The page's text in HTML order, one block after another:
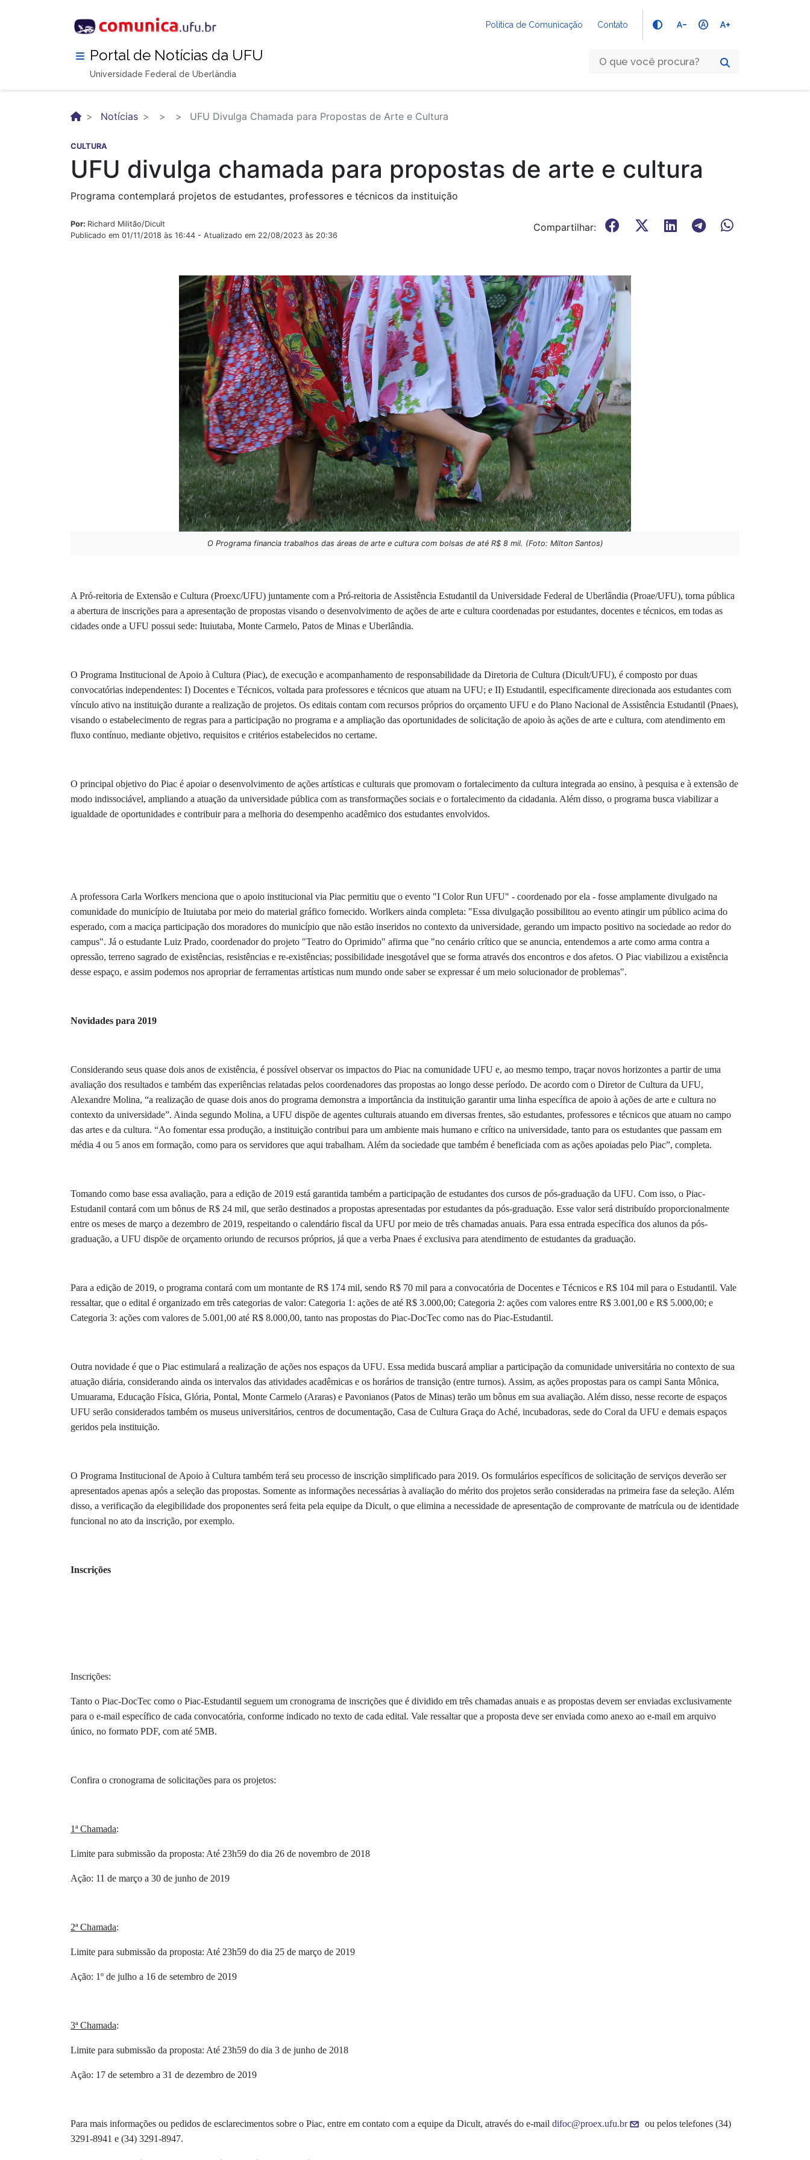
Política de Comunicação Contato text_decrease hdr_auto text_increase
Portal de Notícias da UFU
Universidade Federal de Uberlândia
Notícias UFU Divulga Chamada para Propostas de Arte e Cultura
CULTURA
UFU divulga chamada para propostas de arte e cultura
Programa contemplará projetos de estudantes, professores e técnicos da instituição
Por: Richard Militão/Dicult
Publicado em 01/11/2018 às 16:44 - Atualizado em 22/08/2023 às 20:36
Compartilhar:
O Programa financia trabalhos das áreas de arte e cultura com bolsas de até R$ 8 mil. (Foto: Milton Santos)
A Pró-reitoria de Extensão e Cultura (Proexc/UFU) juntamente com a Pró-reitoria de Assistência Estudantil da Universidade Federal de Uberlândia (Proae/UFU), torna pública
a abertura de inscrições para a apresentação de propostas visando o desenvolvimento de ações de arte e cultura coordenadas por estudantes, docentes e técnicos, em todas as
cidades onde a UFU possui sede: Ituiutaba, Monte Carmelo, Patos de Minas e Uberlândia.
O Programa Institucional de Apoio à Cultura (Piac), de execução e acompanhamento de responsabilidade da Diretoria de Cultura (Dicult/UFU), é composto por duas
convocatórias independentes: I) Docentes e Técnicos, voltada para professores e técnicos que atuam na UFU; e II) Estudantil, especificamente direcionada aos estudantes com
vínculo ativo na instituição durante a realização de projetos. Os editais contam com recursos próprios do orçamento UFU e do Plano Nacional de Assistência Estudantil (Pnaes),
visando o estabelecimento de regras para a participação no programa e a ampliação das oportunidades de solicitação de apoio às ações de arte e cultura, com atendimento em
fluxo contínuo, mediante objetivo, requisitos e critérios estabelecidos no certame.
O principal objetivo do Piac é apoiar o desenvolvimento de ações artísticas e culturais que promovam o fortalecimento da cultura integrada ao ensino, à pesquisa e à extensão de
modo indissociável, ampliando a atuação da universidade pública com as transformações sociais e o fortalecimento da cidadania. Além disso, o programa busca viabilizar a
igualdade de oportunidades e contribuir para a melhoria do desempenho acadêmico dos estudantes envolvidos.
A professora Carla Worlkers menciona que o apoio institucional via Piac permitiu que o evento "I Color Run UFU" - coordenado por ela - fosse amplamente divulgado na
comunidade do município de Ituiutaba por meio do material gráfico fornecido. Worlkers ainda completa: "Essa divulgação possibilitou ao evento atingir um público acima do
esperado, com a maciça participação dos moradores do município que não estão inseridos no contexto da universidade, gerando um impacto positivo na sociedade ao redor do
campus". Já o estudante Luiz Prado, coordenador do projeto "Teatro do Oprimido" afirma que "no cenário crítico que se anuncia, entendemos a arte como arma contra a
opressão, terreno sagrado de existências, resistências e re-existências; possibilidade inesgotável que se forma através dos encontros e dos afetos. O Piac viabilizou a existência
desse espaço, e assim podemos nos apropriar de ferramentas artísticas num mundo onde saber se expressar é um meio solucionador de problemas".
Novidades para 2019
Considerando seus quase dois anos de existência, é possível observar os impactos do Piac na comunidade UFU e, ao mesmo tempo, traçar novos horizontes a partir de uma
avaliação dos resultados e também das experiências relatadas pelos coordenadores das propostas ao longo desse período. De acordo com o Diretor de Cultura da UFU,
Alexandre Molina, “a realização de quase dois anos do programa demonstra a importância da instituição garantir uma linha específica de apoio à ações de arte e cultura no
contexto da universidade”. Ainda segundo Molina, a UFU dispõe de agentes culturais atuando em diversas frentes, são estudantes, professores e técnicos que atuam no campo
das artes e da cultura. “Ao fomentar essa produção, a instituição contribui para um ambiente mais humano e crítico na universidade, tanto para os estudantes que passam em
média 4 ou 5 anos em formação, como para os servidores que aqui trabalham. Além da sociedade que também é beneficiada com as ações apoiadas pelo Piac”, completa.
Tomando como base essa avaliação, para a edição de 2019 está garantida também a participação de estudantes dos cursos de pós-graduação da UFU. Com isso, o Piac-
Estudanil contará com um bônus de R$ 24 mil, que serão destinados a propostas apresentadas por estudantes da pós-graduação. Esse valor será distribuído proporcionalmente
entre os meses de março a dezembro de 2019, respeitando o calendário fiscal da UFU por meio de três chamadas anuais. Para essa entrada específica dos alunos da pós-
graduação, a UFU dispõe de orçamento oriundo de recursos próprios, já que a verba Pnaes é exclusiva para atendimento de estudantes da graduação.
Para a edição de 2019, o programa contará com um montante de R$ 174 mil, sendo R$ 70 mil para a convocatória de Docentes e Técnicos e R$ 104 mil para o Estudantil. Vale
ressaltar, que o edital é organizado em três categorias de valor: Categoria 1: ações de até R$ 3.000,00; Categoria 2: ações com valores entre R$ 3.001,00 e R$ 5.000,00; e
Categoria 3: ações com valores de 5.001,00 até R$ 8.000,00, tanto nas propostas do Piac-DocTec como nas do Piac-Estudantil.
Outra novidade é que o Piac estimulará a realização de ações nos espaços da UFU. Essa medida buscará ampliar a participação da comunidade universitária no contexto de sua
atuação diária, considerando ainda os intervalos das atividades acadêmicas e os horários de transição (entre turnos). Assim, as ações propostas para os campi Santa Mônica,
Umuarama, Educação Física, Glória, Pontal, Monte Carmelo (Araras) e Pavonianos (Patos de Minas) terão um bônus em sua avaliação. Além disso, nesse recorte de espaços
UFU serão considerados também os museus universitários, centros de documentação, Casa de Cultura Graça do Aché, incubadoras, sede do Coral da UFU e demais espaços
geridos pela instituição.
O Programa Institucional de Apoio à Cultura também terá seu processo de inscrição simplificado para 2019. Os formulários específicos de solicitação de serviços deverão ser
apresentados apenas após a seleção das propostas. Somente as informações necessárias à avaliação do mérito dos projetos serão consideradas na primeira fase da seleção. Além
disso, a verificação da elegibilidade dos proponentes será feita pela equipe da Dicult, o que elimina a necessidade de apresentação de comprovante de matrícula ou de identidade
funcional no ato da inscrição, por exemplo.
Inscrições
Inscrições:
Tanto o Piac-DocTec como o Piac-Estudantil seguem um cronograma de inscrições que é dividido em três chamadas anuais e as propostas devem ser enviadas exclusivamente
para o e-mail específico de cada convocatória, conforme indicado no texto de cada edital. Vale ressaltar que a proposta deve ser enviada como anexo ao e-mail em arquivo
único, no formato PDF, com até 5MB.
Confira o cronograma de solicitações para os projetos:
1ª Chamada:
Limite para submissão da proposta: Até 23h59 do dia 26 de novembro de 2018
Ação: 11 de março a 30 de junho de 2019
2ª Chamada:
Limite para submissão da proposta: Até 23h59 do dia 25 de março de 2019
Ação: 1º de julho a 16 de setembro de 2019
3ª Chamada:
Limite para submissão da proposta: Até 23h59 do dia 3 de junho de 2018
Ação: 17 de setembro a 31 de dezembro de 2019
Para mais informações ou pedidos de esclarecimentos sobre o Piac, entre em contato com a equipe da Dicult, através do e-mail difoc@proex.ufu.br
ou pelos telefones (34)
3291-8941 e (34) 3291-8947.